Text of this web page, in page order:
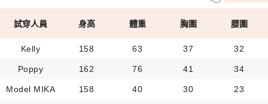
試穿人員 身高 體重 胸圍 腰圍
Kelly 158 63 37 32
Poppy 162 76 41 34
Model MIKA 158 40 30 23